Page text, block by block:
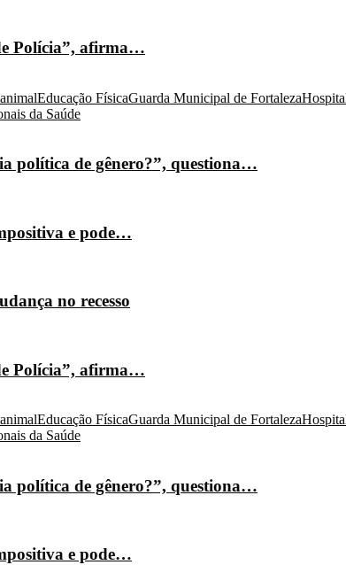
Polícia”, afirma…
Educação FísicaGuarda Municipal de Fortaleza
da Saúde
política de gênero?”, questiona…
e pode…
no recesso
Polícia”, afirma…
Educação FísicaGuarda Municipal de Fortaleza
da Saúde
política de gênero?”, questiona…
e pode…